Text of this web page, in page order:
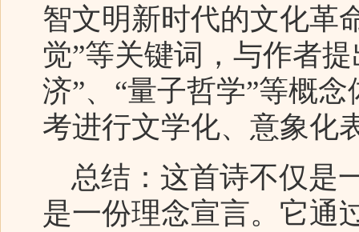
智文明新时代的文化革
觉”等关键词，与作者
济”、“量子哲学”等概
考进行文学化、意象化
总结：这首诗不仅是
是一份理念宣言。它通